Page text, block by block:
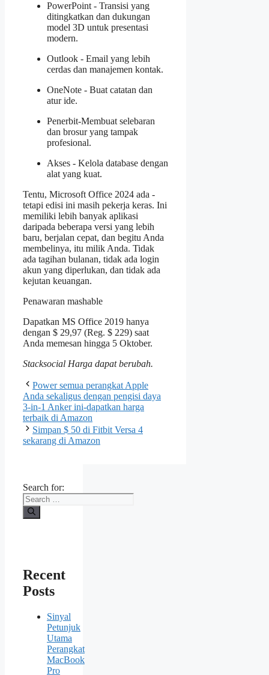
PowerPoint - Transisi yang
ditingkatkan dan dukungan
model 3D untuk presentasi
modern.
Outlook - Email yang lebih
cerdas dan manajemen kontak.
OneNote - Buat catatan dan
atur ide.
Penerbit-Membuat selebaran
dan brosur yang tampak
profesional.
Akses - Kelola database dengan
alat yang kuat.
Tentu, Microsoft Office 2024 ada -
tetapi edisi ini masih pekerja keras. Ini
memiliki lebih banyak aplikasi
daripada beberapa versi yang lebih
baru, berjalan cepat, dan begitu Anda
membelinya, itu milik Anda. Tidak
ada tagihan bulanan, tidak ada login
akun yang diperlukan, dan tidak ada
kejutan keuangan.
Penawaran mashable
Dapatkan MS Office 2019 hanya
dengan $ 29,97 (Reg. $ 229) saat
Anda memesan hingga 5 Oktober.
Stacksocial Harga dapat berubah.
Power semua perangkat Apple
Anda sekaligus dengan pengisi daya
3-in-1 Anker ini-dapatkan harga
terbaik di Amazon
Simpan $ 50 di Fitbit Versa 4
sekarang di Amazon
Search for:
Recent
Posts
Sinyal
Petunjuk
Utama
Perangkat
MacBook
Pro